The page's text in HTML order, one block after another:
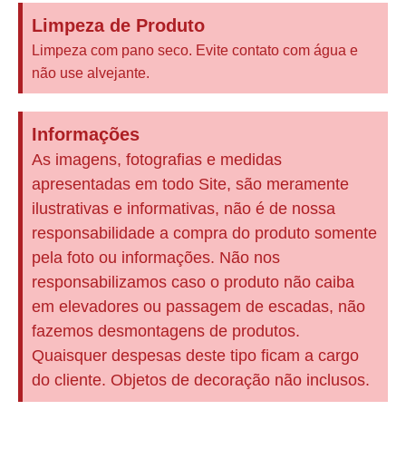
Limpeza de Produto
Limpeza com pano seco. Evite contato com água e
não use alvejante.
Informações
As imagens, fotografias e medidas
apresentadas em todo Site, são meramente
ilustrativas e informativas, não é de nossa
responsabilidade a compra do produto somente
pela foto ou informações. Não nos
responsabilizamos caso o produto não caiba
em elevadores ou passagem de escadas, não
fazemos desmontagens de produtos.
Quaisquer despesas deste tipo ficam a cargo
do cliente. Objetos de decoração não inclusos.